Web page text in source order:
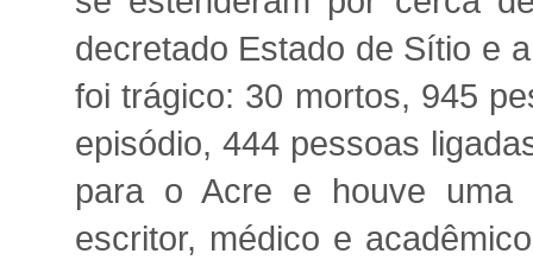
decretado Estado de Sítio e
foi trágico: 30 mortos, 945
episódio, 444 pessoas
para o Acre e houve uma
escritor, médico e